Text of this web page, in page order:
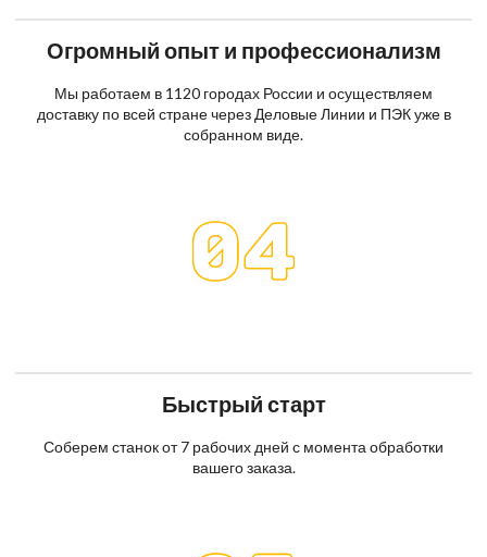
Огромный опыт и профессионализм
Мы работаем в 1120 городах России и осуществляем
доставку по всей стране через Деловые Линии и ПЭК уже в
собранном виде.
Быстрый старт
Соберем станок от 7 рабочих дней с момента обработки
вашего заказа.